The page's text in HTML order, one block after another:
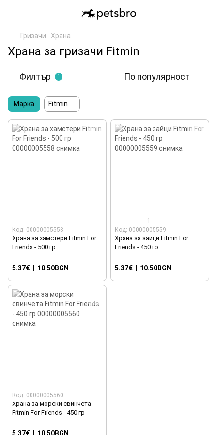
Гризачи Храна
Храна за гризачи Fitmin
Филтър 1 По популярност
Марка Fitmin
Код: 00000005558
Храна за хамстери Fitmin For
Friends - 500 гр
5.37€ 10.50BGN
1
Код: 00000005559
Храна за зайци Fitmin For
Friends - 450 гр
5.37€ 10.50BGN
Код: 00000005560
Храна за морски свинчета
Fitmin For Friends - 450 гр
5.37€ 10.50BGN